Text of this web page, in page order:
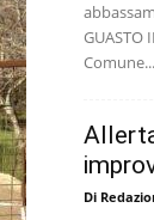
GUASTO
Comune...
Di